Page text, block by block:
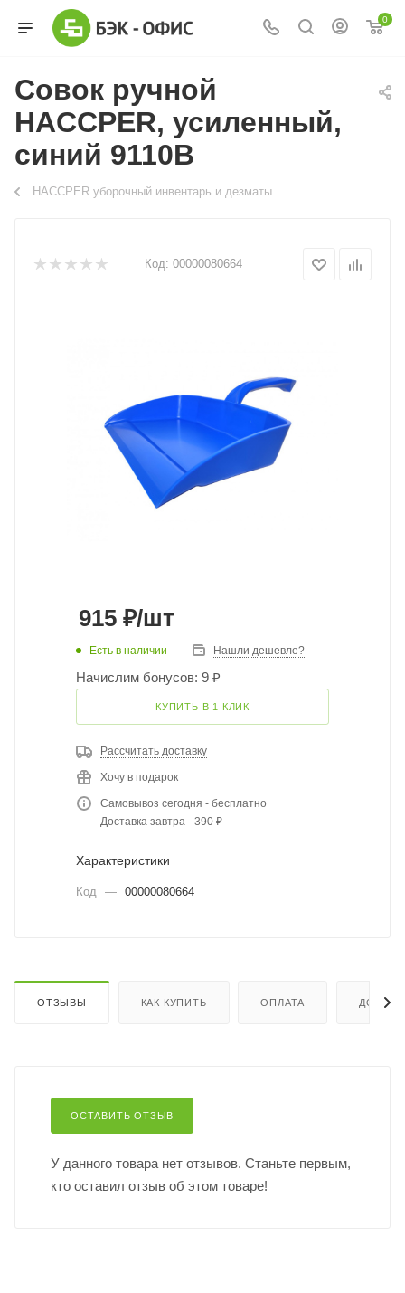
0
Совок ручной
HACCPER, усиленный,
синий 9110В
HACCPER уборочный инвентарь и дезматы
Код: 00000080664
915 ₽/шт
Есть в наличии Нашли дешевле?
Начислим бонусов: 9 ₽
КУПИТЬ В 1 КЛИК
Рассчитать доставку
Хочу в подарок
Самовывоз сегодня - бесплатно
Доставка завтра - 390 ₽
Характеристики
Код — 00000080664
ОТЗЫВЫ КАК КУПИТЬ ОПЛАТА
ОСТАВИТЬ ОТЗЫВ
У данного товара нет отзывов. Станьте первым,
кто оставил отзыв об этом товаре!